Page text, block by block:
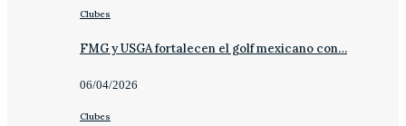
Clubes
FMG y USGA fortalecen el golf mexicano con…
06/04/2026
Clubes